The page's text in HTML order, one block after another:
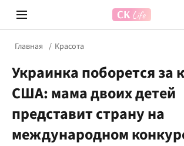
Главная Красота
Украинка поборется за
США: мама двоих детей
представит страну на
международном